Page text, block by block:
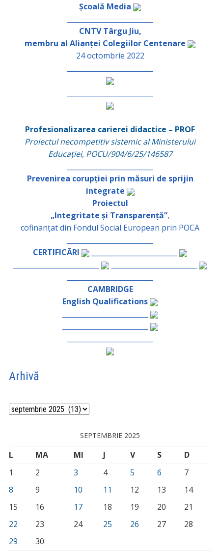
Școală Media
CNTV Târgu Jiu,
membru al Alianței Colegiilor Centenare
24 octombrie 2022
Profesionalizarea carierei didactice – PROF
Proiectul necompetitiv sistemic al Ministerului
Educației, POCU/904/6/25/146587
Prevenirea corupției prin măsuri de sprijin
integrate
Proiectul
„Integritate și Transparență”,
cofinanțat din Fondul Social European prin POCA
CERTIFICĂRI
CAMBRIDGE
English Qualifications
Arhivă
Arhivă
SEPTEMBRIE 2025
L MA MI J V S
D
1
2 3 4 5 6
7
8
9 10 11 12 13
14
15
16 17 18 19 20
21
22
23 24 25 26 27
28
29
30